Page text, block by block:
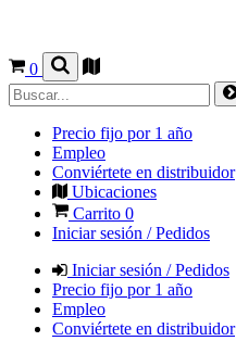
0
Precio fijo por 1 año
Empleo
Conviértete en distribuidor
Ubicaciones
Carrito 0
Iniciar sesión / Pedidos
Iniciar sesión / Pedidos
Precio fijo por 1 año
Empleo
Conviértete en distribuidor